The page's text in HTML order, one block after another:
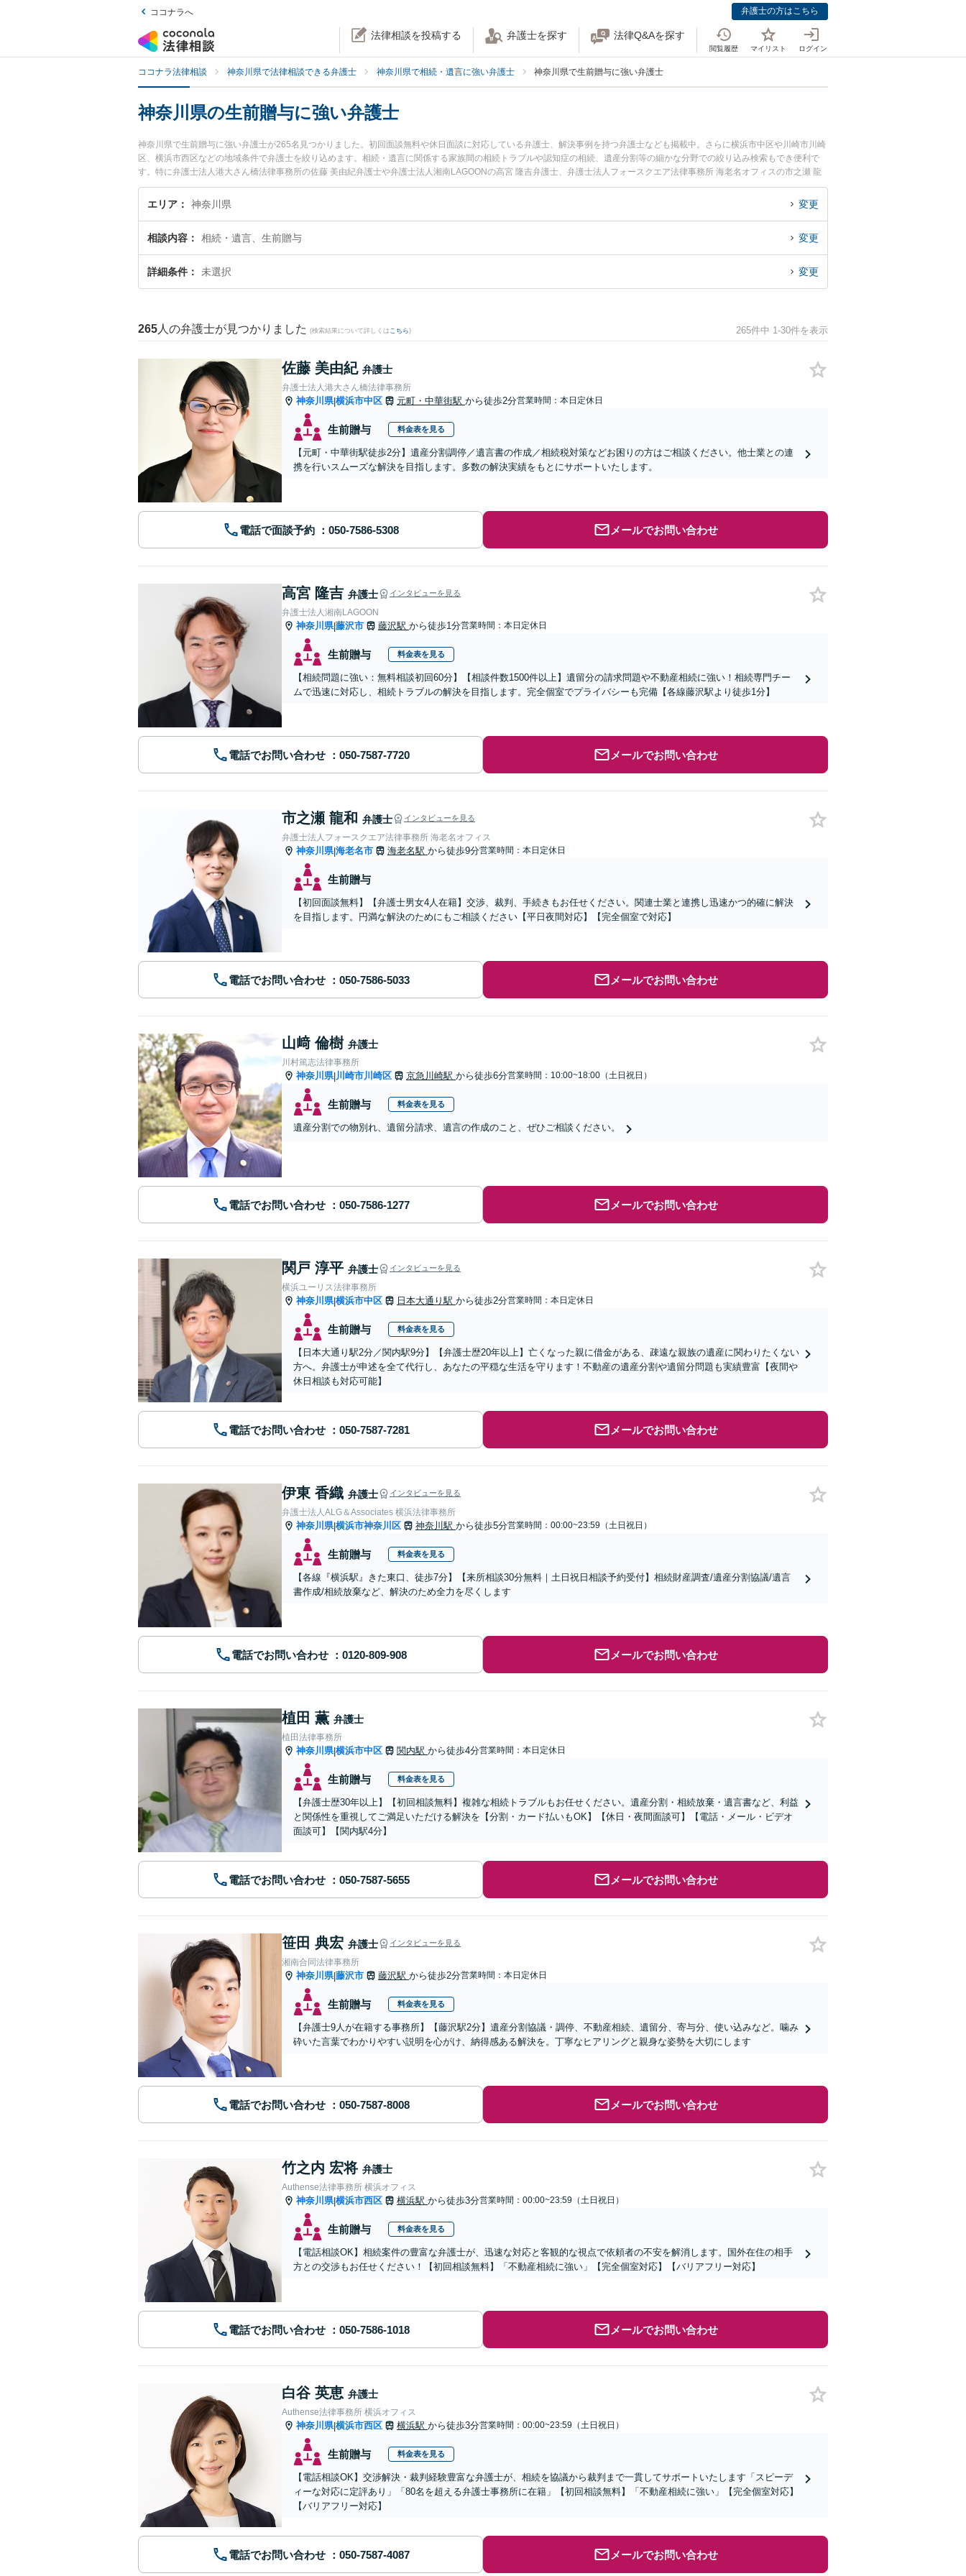
ココナラへ 弁護士の方はこちら
法律相談を投稿する 弁護士を探す 法律Q&Aを探す
閲覧履歴 マイリスト ログイン
ココナラ法律相談 神奈川県で法律相談できる弁護士 神奈川県で相続・遺言に強い弁護士 神奈川県で生前贈与に強い弁護士
神奈川県の生前贈与に強い弁護士
神奈川県で生前贈与に強い弁護士が265名見つかりました。初回面談無料や休日面談に対応している弁護士、解決事例を持つ弁護士なども掲載中。さらに横浜市中区や川崎市川崎
区、横浜市西区などの地域条件で弁護士を絞り込めます。相続・遺言に関係する家族間の相続トラブルや認知症の相続、遺産分割等の細かな分野での絞り込み検索もでき便利で
す。特に弁護士法人港大さん橋法律事務所の佐藤 美由紀弁護士や弁護士法人湘南LAGOONの高宮 隆吉弁護士、弁護士法人フォースクエア法律事務所 海老名オフィスの市之瀬 龍
和弁護士のプロフィール情報や弁護士費用、強みなどが注目されています。『神奈川県で土日や夜間に発生した生前贈与のトラブルを今すぐに弁護士に相談したい』『生前贈与の
トラブル解決の実績豊富な近くの弁護士を検索したい』『初回相談無料で生前贈与を法律相談できる神奈川県内の弁護士に相談予約したい』などでお困りの相談者さんにおすすめ
エリア 神奈川県 変更
相談内容 相続・遺言、生前贈与 変更
詳細条件 未選択 変更
265 人の弁護士が見つかりました (検索結果について詳しくは こちら) 265件中 1-30件を表示
佐藤 美由紀 弁護士
弁護士法人港大さん橋法律事務所
神奈川県|横浜市中区 元町・中華街駅 から徒歩2分営業時間：本日定休日
生前贈与 料金表を見る
【元町・中華街駅徒歩2分】遺産分割調停／遺言書の作成／相続税対策などお困りの方はご相談ください。他士業との連
携を行いスムーズな解決を目指します。多数の解決実績をもとにサポートいたします。
電話で面談予約 メールでお問い合わせ
高宮 隆吉 弁護士 インタビューを見る
弁護士法人湘南LAGOON
神奈川県|藤沢市 藤沢駅 から徒歩1分営業時間：本日定休日
生前贈与 料金表を見る
【相続問題に強い：無料相談初回60分】【相談件数1500件以上】遺留分の請求問題や不動産相続に強い！相続専門チー
ムで迅速に対応し、相続トラブルの解決を目指します。完全個室でプライバシーも完備【各線藤沢駅より徒歩1分】
電話でお問い合わせ メールでお問い合わせ
市之瀬 龍和 弁護士 インタビューを見る
弁護士法人フォースクエア法律事務所 海老名オフィス
神奈川県|海老名市 海老名駅 から徒歩9分営業時間：本日定休日
生前贈与
【初回面談無料】【弁護士男女4人在籍】交渉、裁判、手続きもお任せください。関連士業と連携し迅速かつ的確に解決
を目指します。円満な解決のためにもご相談ください【平日夜間対応】【完全個室で対応】
電話でお問い合わせ メールでお問い合わせ
山﨑 倫樹 弁護士
川村篤志法律事務所
神奈川県|川崎市川崎区 京急川崎駅 から徒歩6分営業時間：10:00~18:00（土日祝日）
生前贈与 料金表を見る
遺産分割での物別れ、遺留分請求、遺言の作成のこと、ぜひご相談ください。
電話でお問い合わせ メールでお問い合わせ
関戸 淳平 弁護士 インタビューを見る
横浜ユーリス法律事務所
神奈川県|横浜市中区 日本大通り駅 から徒歩2分営業時間：本日定休日
生前贈与 料金表を見る
【日本大通り駅2分／関内駅9分】【弁護士歴20年以上】亡くなった親に借金がある、疎遠な親族の遺産に関わりたくない
方へ。弁護士が申述を全て代行し、あなたの平穏な生活を守ります！不動産の遺産分割や遺留分問題も実績豊富【夜間や
休日相談も対応可能】
電話でお問い合わせ メールでお問い合わせ
伊東 香織 弁護士 インタビューを見る
弁護士法人ALG＆Associates 横浜法律事務所
神奈川県|横浜市神奈川区 神奈川駅 から徒歩5分営業時間：00:00~23:59（土日祝日）
生前贈与 料金表を見る
【各線『横浜駅』きた東口、徒歩7分】【来所相談30分無料｜土日祝日相談予約受付】相続財産調査/遺産分割協議/遺言
書作成/相続放棄など、解決のため全力を尽くします
電話でお問い合わせ メールでお問い合わせ
植田 薫 弁護士
植田法律事務所
神奈川県|横浜市中区 関内駅 から徒歩4分営業時間：本日定休日
生前贈与 料金表を見る
【弁護士歴30年以上】【初回相談無料】複雑な相続トラブルもお任せください。遺産分割・相続放棄・遺言書など、利益
と関係性を重視してご満足いただける解決を【分割・カード払いもOK】【休日・夜間面談可】【電話・メール・ビデオ
面談可】【関内駅4分】
電話でお問い合わせ メールでお問い合わせ
笹田 典宏 弁護士 インタビューを見る
湘南合同法律事務所
神奈川県|藤沢市 藤沢駅 から徒歩2分営業時間：本日定休日
生前贈与 料金表を見る
【弁護士9人が在籍する事務所】【藤沢駅2分】遺産分割協議・調停、不動産相続、遺留分、寄与分、使い込みなど。噛み
砕いた言葉でわかりやすい説明を心がけ、納得感ある解決を。丁寧なヒアリングと親身な姿勢を大切にします
電話でお問い合わせ メールでお問い合わせ
竹之内 宏将 弁護士
Authense法律事務所 横浜オフィス
神奈川県|横浜市西区 横浜駅 から徒歩3分営業時間：00:00~23:59（土日祝日）
生前贈与 料金表を見る
【電話相談OK】相続案件の豊富な弁護士が、迅速な対応と客観的な視点で依頼者の不安を解消します。国外在住の相手
方との交渉もお任せください！【初回相談無料】「不動産相続に強い」【完全個室対応】【バリアフリー対応】
電話でお問い合わせ メールでお問い合わせ
白谷 英恵 弁護士
Authense法律事務所 横浜オフィス
神奈川県|横浜市西区 横浜駅 から徒歩3分営業時間：00:00~23:59（土日祝日）
生前贈与 料金表を見る
【電話相談OK】交渉解決・裁判経験豊富な弁護士が、相続を協議から裁判まで一貫してサポートいたします「スピーデ
ィーな対応に定評あり」「80名を超える弁護士事務所に在籍」【初回相談無料】「不動産相続に強い」【完全個室対応】
【バリアフリー対応】
電話でお問い合わせ メールでお問い合わせ